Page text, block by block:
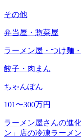
その他
弁当屋・惣菜屋
ラーメン屋・つけ麺
餃子・肉まん
ちゃんぽん
101〜300万円
ラーメン屋さんの進
ン」店の冷凍ラーメ